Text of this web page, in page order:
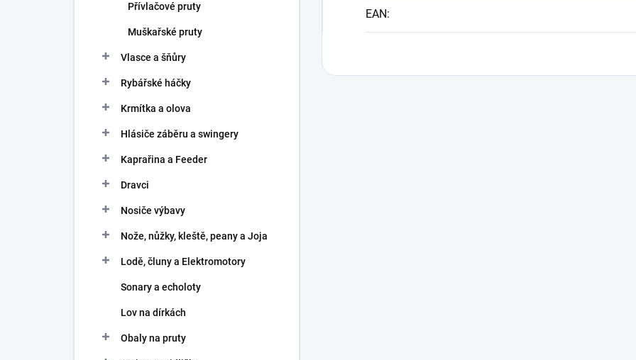
Přívlačové pruty
Muškařské pruty
Vlasce a šňůry
Rybářské háčky
Krmítka a olova
Hlásiče záběru a swingery
Kaprařina a Feeder
Dravci
Nosiče výbavy
Nože, nůžky, kleště, peany a Joja
Lodě, čluny a Elektromotory
Sonary a echoloty
Lov na dírkách
Obaly na pruty
EAN: